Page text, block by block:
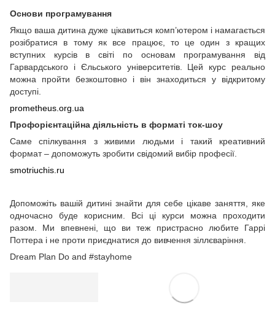
Основи програмування
Якщо ваша дитина дуже цікавиться комп’ютером і намагається
розібратися в тому як все працює, то це один з кращих
вступних курсів в світі по основам програмування від
Гарвардського і Єльського університетів. Цей курс реально
можна пройти безкоштовно і він знаходиться у відкритому
доступі.
prometheus.org.ua
Профорієнтаційна діяльність в форматі ток-шоу
Саме спілкування з живими людьми і такий креативний
формат – допоможуть зробити свідомий вибір професії.
smotriuchis.ru
Допоможіть вашій дитині знайти для себе цікаве заняття, яке
одночасно буде корисним. Всі ці курси можна проходити
разом. Ми впевнені, що ви теж пристрасно любите Гаррі
Поттера і не проти приєднатися до вивчення зіллєваріння.
Dream Plan Do and #stayhome